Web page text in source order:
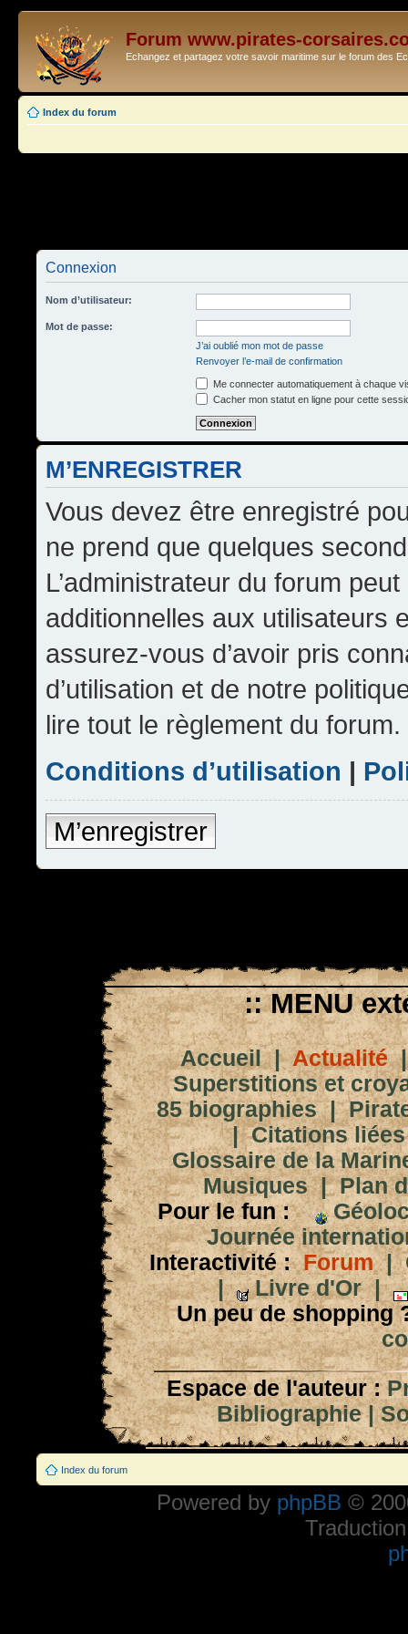
Forum www.pirates-
Echangez et partagez votre savoir maritime sur le forum des
Index du forum
Connexion
Nom d’utilisateur:
Mot de passe:
J’ai oublié mon mot de passe
Renvoyer l’e-mail de confirmation
Me connecter automatiquement à chaque
Cacher mon statut en ligne pour cette
M’ENREGISTRER
Vous devez être enregistré
ne prend que quelques
L’administrateur du forum
additionnelles aux utilisateurs
assurez-vous d’avoir pris
d’utilisation et de notre
lire tout le règlement du forum.
Conditions d’utilisation |
M’enregistrer
:: MENU
Accueil|Actualité
Superstitions et
85 biographies|
|Citations
Glossaire de la
Musiques|Plan
Pour le fun :
Journée
Interactivité : Forum|
|
Livre d'Or|
Un peu de shopping
Espace de l'auteur :
Bibliographie|
Index du forum
Powered by phpBB ©